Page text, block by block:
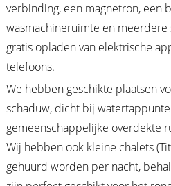
verbinding, een magnetron, een
wasmachineruimte en
gratis opladen van elektrische
telefoons.
We hebben geschikte plaatsen
schaduw, dicht bij
gemeenschappelijke overdekte
Wij hebben ook kleine chalets
gehuurd worden per nacht,